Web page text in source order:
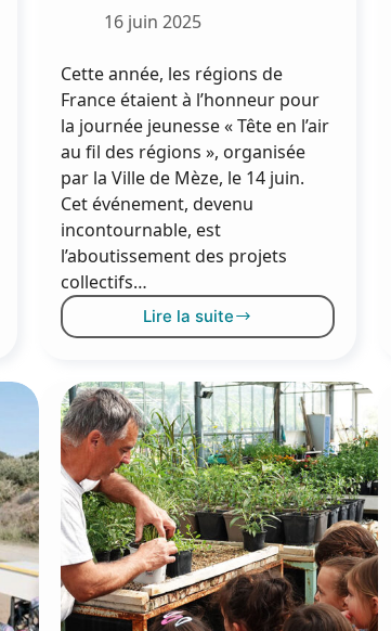
16 juin 2025
Cette année, les régions de
France étaient à l’honneur pour
la journée jeunesse « Tête en l’air
au fil des régions », organisée
par la Ville de Mèze, le 14 juin.
Cet événement, devenu
incontournable, est
l’aboutissement des projets
collectifs…
Lire la suite
La
fête
au
jardin
Montet